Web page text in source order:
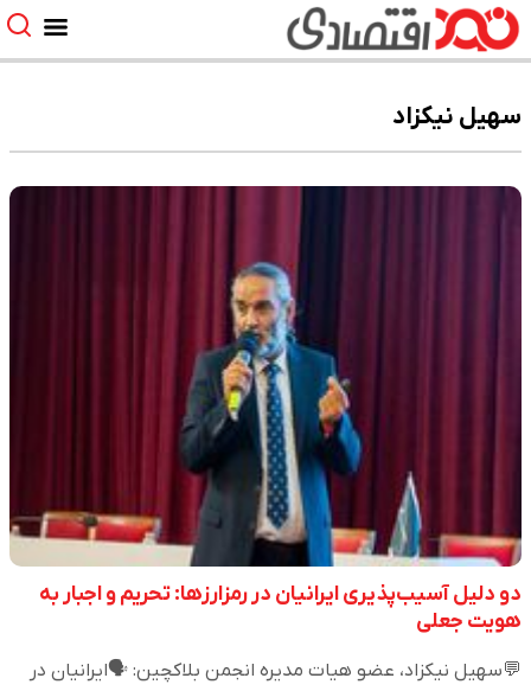
سهیل نیکزاد
دو دلیل آسیب‌پذیری ایرانیان در رمزارزها: تحریم و اجبار به
هویت جعلی
💬سهیل نیکزاد، عضو هیات مدیره انجمن بلاکچین: 🗣️ایرانیان در